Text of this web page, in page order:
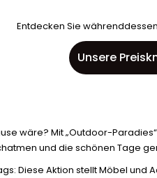
Entdecken Sie
Unsere
wäre? Mit „Outdoor-
und die schönen Tage
Diese Aktion stellt Möbel